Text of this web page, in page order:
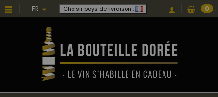
FR Choisir pays de livraison : 0